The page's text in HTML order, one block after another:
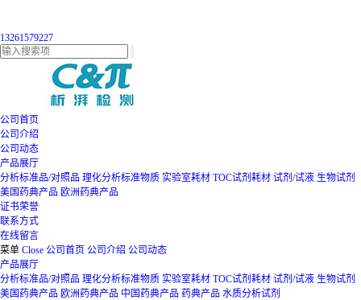
13261579227
公司首页
公司介绍
公司动态
产品展厅
分析标准品/对照品 理化分析标准物质 实验室耗材 TOC试剂耗材 试剂/试液 生物试剂
美国药典产品 欧洲药典产品
证书荣誉
联系方式
在线留言
菜单 Close 公司首页 公司介绍 公司动态
产品展厅
分析标准品/对照品 理化分析标准物质 实验室耗材 TOC试剂耗材 试剂/试液 生物试剂
美国药典产品 欧洲药典产品 中国药典产品 药典产品 水质分析试剂